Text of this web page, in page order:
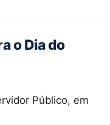
o Dia do
Público, em